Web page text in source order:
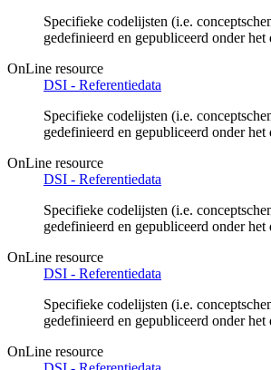
Specifieke codelijsten (i.e.
gedefinieerd en gepubliceerd onder
OnLine resource
DSI - Referentiedata
Specifieke codelijsten (i.e.
gedefinieerd en gepubliceerd onder
OnLine resource
DSI - Referentiedata
Specifieke codelijsten (i.e.
gedefinieerd en gepubliceerd onder
OnLine resource
DSI - Referentiedata
Specifieke codelijsten (i.e.
gedefinieerd en gepubliceerd onder
OnLine resource